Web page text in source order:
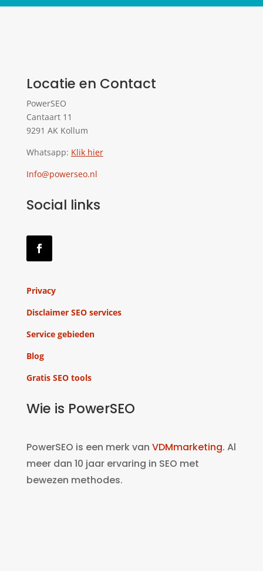
Locatie en Contact
PowerSEO
Cantaart 11
9291 AK Kollum
Whatsapp: Klik hier
Info@powerseo.nl
Social links
Privacy
Disclaimer SEO services
Service gebieden
Blog
Gratis SEO tools
Wie is PowerSEO
PowerSEO is een merk van VDMmarketing. Al
meer dan 10 jaar ervaring in SEO met
bewezen methodes.